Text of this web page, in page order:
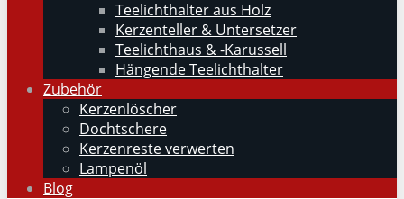
Teelichthalter aus Holz
Kerzenteller & Untersetzer
Teelichthaus & -Karussell
Hängende Teelichthalter
Zubehör
Kerzenlöscher
Dochtschere
Kerzenreste verwerten
Lampenöl
Blog